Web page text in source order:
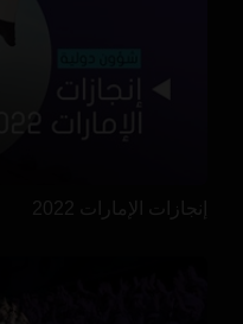
إنجازات الإمارات 2022